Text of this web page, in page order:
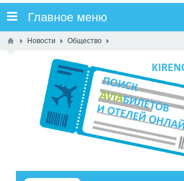
Главное меню
Новости Общество